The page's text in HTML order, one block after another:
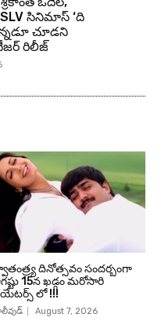
SLV సినిమాస్ ‘ది
చూడని
రిలీజ్
దినోత్సవం సందర్బంగా
15న ఖడ్గం మరోసారి
లో !!!
August 7, 2026